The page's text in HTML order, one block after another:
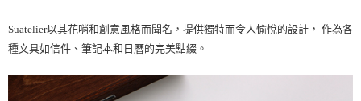
Suatelier以其花哨和創意風格而聞名，提供獨特而令人愉悅的設計， 作為各
種文具如信件、筆記本和日曆的完美點綴。